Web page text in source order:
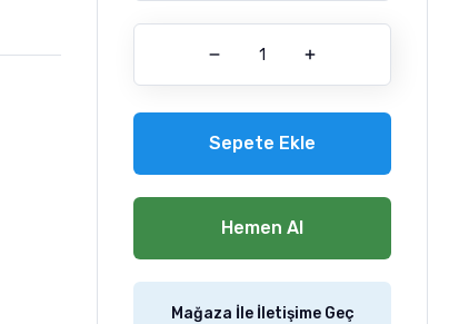
Sepete Ekle
Hemen Al
Mağaza İle İletişime Geç